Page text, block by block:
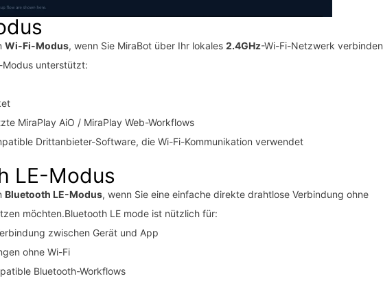
Wi-Fi-Modus, wenn Sie MiraBot über Ihr lokales 2.4GHz-Wi-Fi-Netzwerk verbinden
Modus unterstützt:
MiraPlay AiO / MiraPlay Web-Workflows
Drittanbieter-Software, die Wi-Fi-Kommunikation verwendet
LE-Modus
Bluetooth LE-Modus, wenn Sie eine einfache direkte drahtlose Verbindung ohne
möchten.Bluetooth LE mode ist nützlich für:
zwischen Gerät und App
ohne Wi-Fi
Bluetooth-Workflows